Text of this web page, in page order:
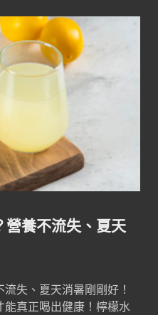
營養不流失、夏天
失、夏天消暑剛剛好！
真正喝出健康！檸檬水